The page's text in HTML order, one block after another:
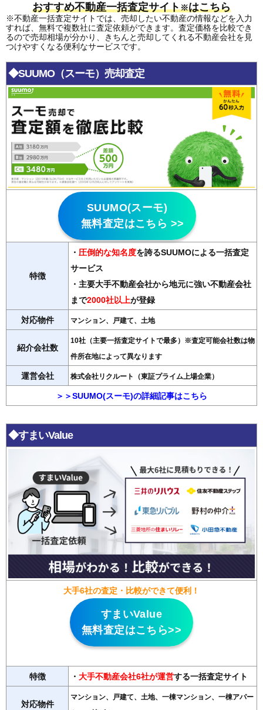
おすすめ不動産一括査定サイト※はこちら
※不動産一括査定サイトでは、売却したい不動産の情報などを入力
すれば、無料で複数社に査定依頼ができます。査定価格を比較でき
るので売却相場が分かり、きちんと売却してくれる不動産会社を見
つけやすくなる便利なサービスです。
◆SUUMO（スーモ）売却査定
SUUMO(スーモ)
無料査定はこちら >>
特徴
・ 圧倒的な知名度を誇るSUUMOによる一括査定
サービス
・主要大手不動産会社から地元に強い不動産会社
まで2000社以上が登録
対応物件 マンション、戸建て、土地
紹介会社数
10社（主要一括査定サイトで最多）※査定可能会社数は物
件所在地によって異なります
運営会社 株式会社リクルート（東証プライム上場企業）
＞＞SUUMO(スーモ)の詳細記事はこちら
◆すまいValue
大手6社の査定・比較ができて便利！
すまいValue
無料査定はこちら>>
特徴 ・ 大手不動産会社6社が運営する一括査定サイト
対応物件
マンション、戸建て、土地、一棟マンション、一棟アパー